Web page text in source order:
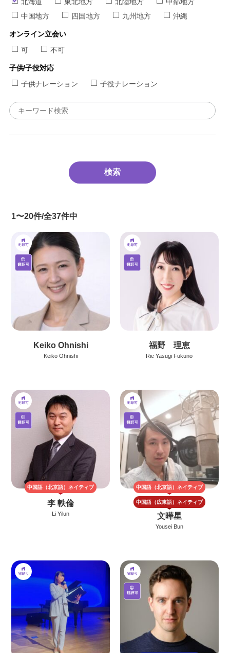
中国地方
四国地方 九州地方 沖縄
オンライン立会い
可
不可
子供/子役対応
子供ナレーション
子役ナレーション
1〜20件/全37件中
Keiko Ohnishi
Keiko Ohnishi
福野 理恵
Rie Yasugi Fukuno
中国語（北京語）ネイティブ
李 軼倫
Li Yilun
中国語（北京語） ネイティブ
中国語（広東語） ネイティブ
文曄星
Yousei Bun